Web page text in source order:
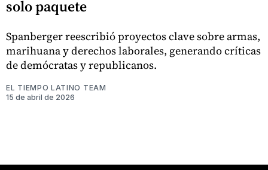
solo paquete
Spanberger reescribió proyectos clave sobre armas,
marihuana y derechos laborales, generando críticas
de demócratas y republicanos.
EL TIEMPO LATINO TEAM
15 de abril de 2026